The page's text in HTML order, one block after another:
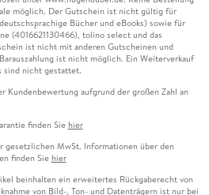
möglich. Der Gutschein ist nicht gültig für
Bücher und eBooks) sowie für
(4016621130466), tolino select und das
ist nicht mit anderen Gutscheinen und
ist nicht möglich. Ein Weiterverkauf
sind nicht gestattet.
Kundenbewertung aufgrund der großen Zahl an
finden Sie hier
gesetzlichen MwSt. Informationen über den
finden Sie hier
beinhalten ein erweitertes Rückgaberecht von
von Bild-, Ton- und Datenträgern ist nur bei